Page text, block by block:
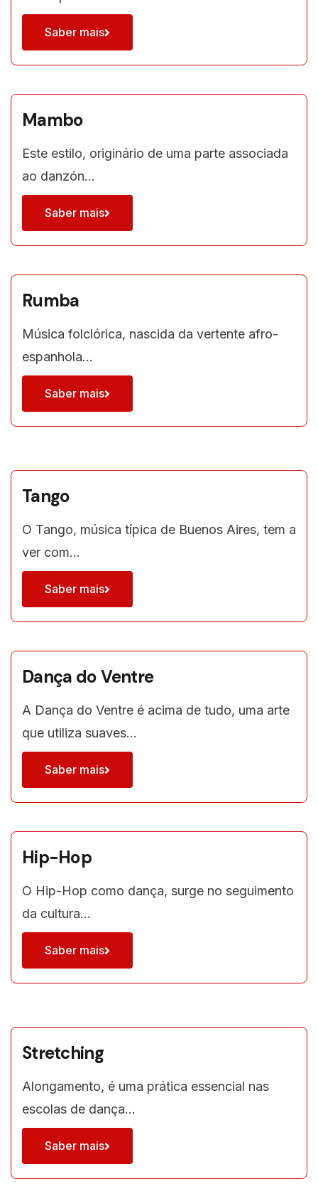
Saber mais
Mambo
Este estilo, originário de uma parte associada
ao danzón…
Saber mais
Rumba
Música folclórica, nascida da vertente afro-
espanhola…
Saber mais
Tango
O Tango, música típica de Buenos Aires, tem a
ver com…
Saber mais
Dança do Ventre
A Dança do Ventre é acima de tudo, uma arte
que utiliza suaves…
Saber mais
Hip-Hop
O Hip-Hop como dança, surge no seguimento
da cultura…
Saber mais
Stretching
Alongamento, é uma prática essencial nas
escolas de dança…
Saber mais